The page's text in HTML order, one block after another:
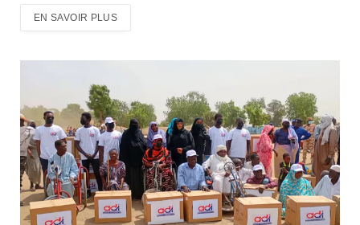
EN SAVOIR PLUS